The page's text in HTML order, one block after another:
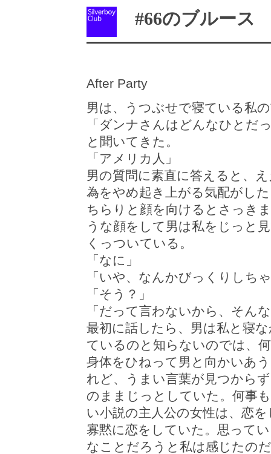
#66のブルース
After Party
男は、うつぶせで寝ている私
「ダンナさんはどんなひとだ
と聞いてきた。
「アメリカ人」
男の質問に素直に答えると、
為をやめ起き上がる気配がし
ちらりと顔を向けるとさっき
うな顔をして男は私をじっと
くっついている。
「なに」
「いや、なんかびっくりしち
「そう？」
「だって言わないから、そん
最初に話したら、男は私と寝
ているのと知らないのでは、
身体をひねって男と向かいあ
れど、うまい言葉が見つから
のままじっとしていた。何事
い小説の主人公の女性は、恋
寡黙に恋をしていた。思って
なことだろうと私は感じたの